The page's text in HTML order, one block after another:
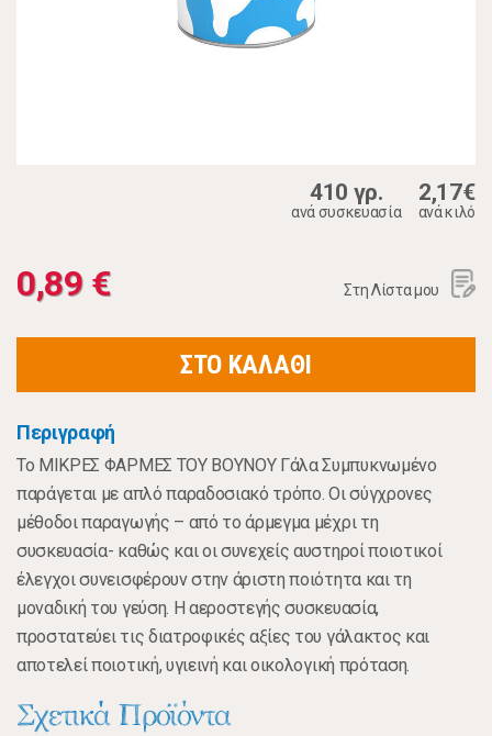
410 γρ.
ανά συσκευασία
2,17€
ανά κιλό
0,89 € Στη Λίστα μου
ΣΤΟ ΚΑΛΑΘΙ
Περιγραφή
Το ΜΙΚΡΕΣ ΦΑΡΜΕΣ ΤΟΥ ΒΟΥΝΟΥ Γάλα Συμπυκνωμένο
παράγεται με απλό παραδοσιακό τρόπο. Οι σύγχρονες
μέθοδοι παραγωγής – από το άρμεγμα μέχρι τη
συσκευασία- καθώς και οι συνεχείς αυστηροί ποιοτικοί
έλεγχοι συνεισφέρουν στην άριστη ποιότητα και τη
μοναδική του γεύση. Η αεροστεγής συσκευασία,
προστατεύει τις διατροφικές αξίες του γάλακτος και
αποτελεί ποιοτική, υγιεινή και οικολογική πρόταση.
Σχετικά Προϊόντα